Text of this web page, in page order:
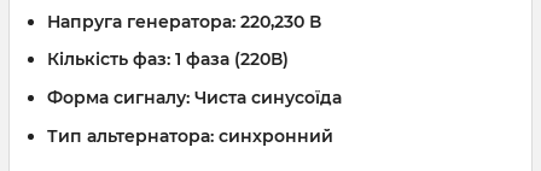
Напруга генератора: 220,230 В
Кількість фаз: 1 фаза (220В)
Форма сигналу: Чиста синусоїда
Тип альтернатора: синхронний